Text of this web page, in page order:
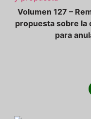
Volumen 127 –
propuesta sobre la
para